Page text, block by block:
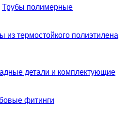
Трубы полимерные
из термостойкого полиэтилена
детали и комплектующие
фитинги